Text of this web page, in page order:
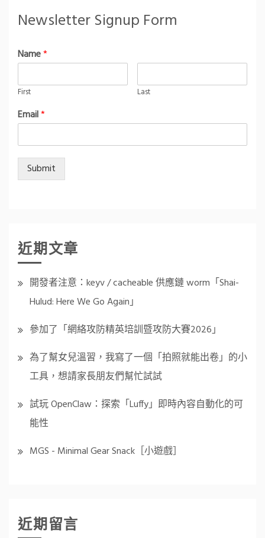
Newsletter Signup Form
Name*
First Last
Email*
Submit
近期文章
開發者注意：keyv / cacheable 供應鏈 worm「Shai-
Hulud: Here We Go Again」
參加了「網絡攻防精英培訓暨攻防大賽2026」
為了幫女兒溫習，我寫了一個「拍照就能出卷」的小
工具，想請家長朋友們幫忙試試
試玩 OpenClaw：探索「Luffy」即時內容自動化的可
能性
MGS - Minimal Gear Snack［小遊戲］
近期留言